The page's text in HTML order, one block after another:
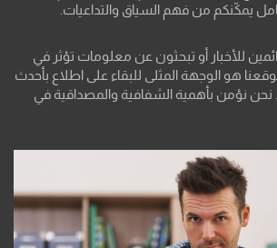
يمكّنكم من فهم السياق والتداعيات.
للأخبار أو تبحثون عن معلومات تؤثر في
هو الوجهة المثلى للبقاء على اطلاع بأحدث
نحن نؤمن بأهمية الشفافية والمصداقية في